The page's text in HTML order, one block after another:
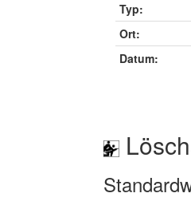
Typ:
Ort:
Datum: